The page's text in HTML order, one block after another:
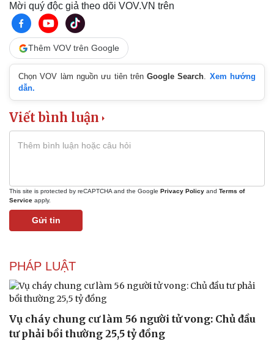
Cây thuốc
Sản phụ khoa
Nhi khoa
Phòng mạch online
Ăn sạch sống khỏe
Blog
Mời quý độc giả theo dõi VOV.VN trên
Thêm VOV trên Google
Chọn VOV làm nguồn ưu tiên trênGoogle Search. Xem hướng
dẫn.
Viết bình luận
This site is protected by reCAPTCHA and the Google Privacy Policy and Terms of
Service apply.
Gửi tin
PHÁP LUẬT
Vụ cháy chung cư làm 56 người tử vong: Chủ đầu
tư phải bồi thường 25,5 tỷ đồng